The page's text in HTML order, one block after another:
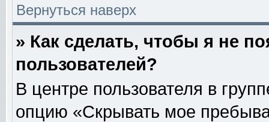
Вернуться наверх
» Как сделать, чтобы я не
пользователей?
В центре пользователя в
опцию «Скрывать мое